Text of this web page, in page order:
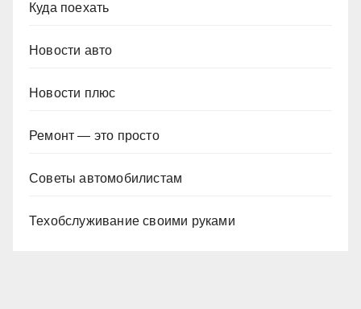
Куда поехать
Новости авто
Новости плюс
Ремонт — это просто
Советы автомобилистам
Техобслуживание своими руками